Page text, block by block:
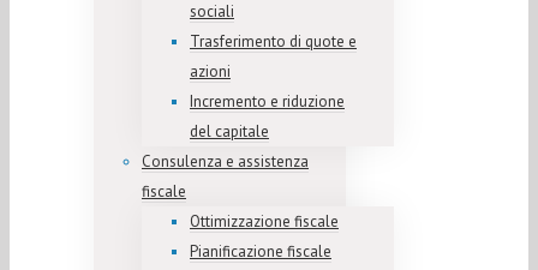
sociali
Trasferimento di quote e
azioni
Incremento e riduzione
del capitale
Consulenza e assistenza
fiscale
Ottimizzazione fiscale
Pianificazione fiscale